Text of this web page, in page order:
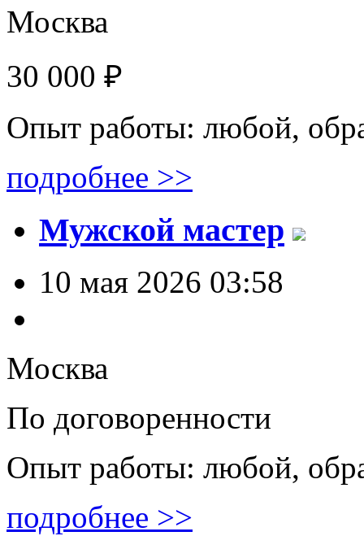
Москва
30 000 ₽
Опыт работы: любой,
подробнее >>
Мужской мастер
10 мая 2026 03:58
Москва
По договоренности
Опыт работы: любой,
подробнее >>